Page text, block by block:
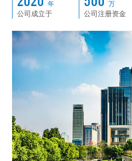
年
公司成立于
万
公司注册资金